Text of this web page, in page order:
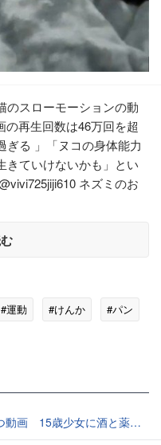
のスローモーションの動
再生回数は46万回を超
ぎる 」「ヌコの身体能力
きていけないかも」とい
ネズミのお
#運動 #けんか
#パン
54歳男を再逮捕 「薬もありますよ」とSNSで誘い出し